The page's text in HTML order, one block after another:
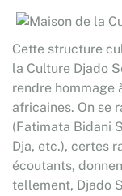
Cette structure
la Culture Djado
rendre hommage
africaines. On se
(Fatimata Bidani
Dja, etc.), certes
écoutants,
tellement, Djado